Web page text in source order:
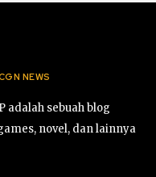
NEWS
adalah sebuah blog
novel, dan lainnya